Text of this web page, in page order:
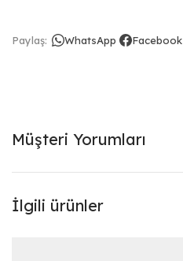
Paylaş: WhatsApp Facebook
Müşteri Yorumları
İlgili ürünler